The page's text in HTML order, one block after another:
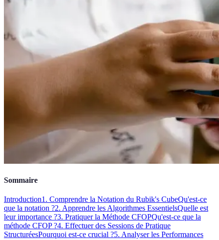
Sommaire
Introduction1. Comprendre la Notation du Rubik's CubeQu'est-ce
que la notation ?2. Apprendre les Algorithmes EssentielsQuelle est
leur importance ?3. Pratiquer la Méthode CFOPQu'est-ce que la
méthode CFOP ?4. Effectuer des Sessions de Pratique
StructuréesPourquoi est-ce crucial ?5. Analyser les Performances